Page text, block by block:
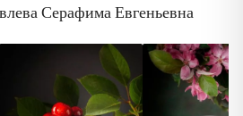
Серафима Евгеньевна